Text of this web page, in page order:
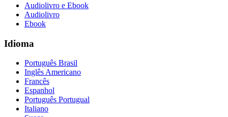
Audiolivro e Ebook
Audiolivro
Ebook
Idioma
Português Brasil
Inglês Americano
Francês
Espanhol
Português Portugual
Italiano